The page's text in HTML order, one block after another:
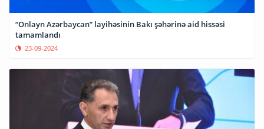
“Onlayn Azərbaycan” layihəsinin Bakı şəhərinə aid hissəsi
tamamlandı
23-09-2024